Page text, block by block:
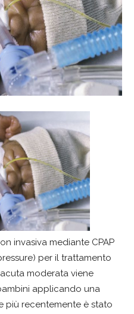
invasiva mediante CPAP
per il trattamento
moderata viene
applicando una
più recentemente è stato